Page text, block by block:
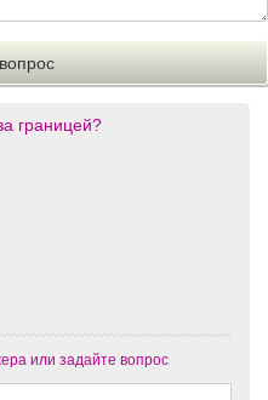
границей?
или задайте вопрос